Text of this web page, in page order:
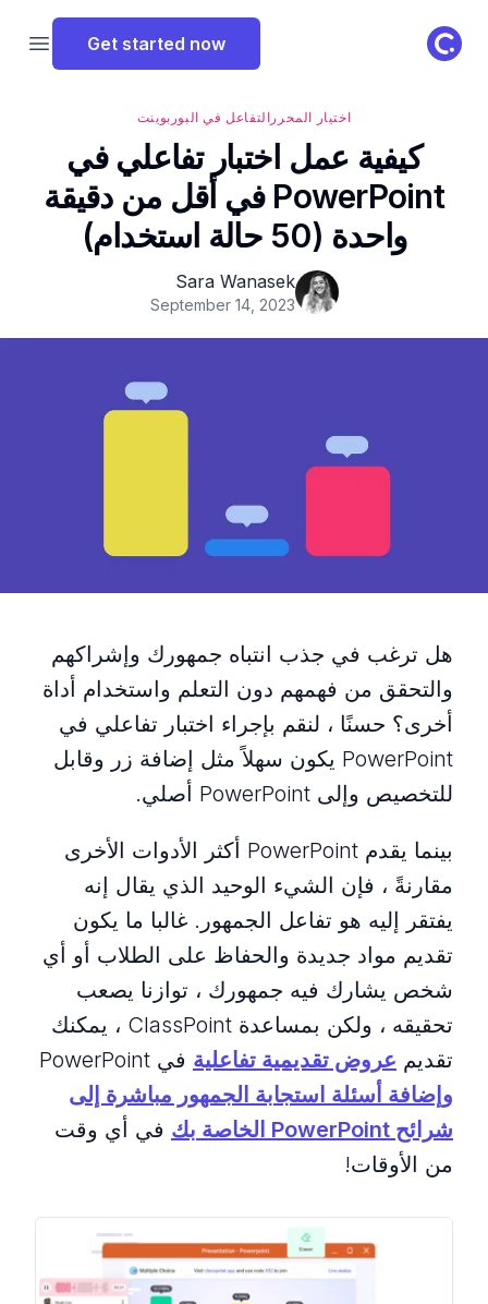
ClassPoint Logo
Get started now
اختيار المحرر التفاعل في البوربوينت
كيفية عمل اختبار تفاعلي في
PowerPoint في أقل من دقيقة
واحدة (50 حالة استخدام)
Sara Wanasek
September 14, 2023
هل ترغب في جذب انتباه جمهورك وإشراكهم
والتحقق من فهمهم دون التعلم واستخدام أداة
أخرى؟ حسنًا ، لنقم بإجراء اختبار تفاعلي في
PowerPoint يكون سهلاً مثل إضافة زر وقابل
للتخصيص وإلى PowerPoint أصلي.
بينما يقدم PowerPoint أكثر الأدوات الأخرى
مقارنةً ، فإن الشيء الوحيد الذي يقال إنه
يفتقر إليه هو تفاعل الجمهور. غالبا ما يكون
تقديم مواد جديدة والحفاظ على الطلاب أو أي
شخص يشارك فيه جمهورك ، توازنا يصعب
تحقيقه ، ولكن بمساعدة ClassPoint ، يمكنك
تقديم عروض تقديمية تفاعلية في PowerPoint
وإضافة أسئلة استجابة الجمهور مباشرة إلى
شرائح PowerPoint الخاصة بك
في أي وقت
من الأوقات!